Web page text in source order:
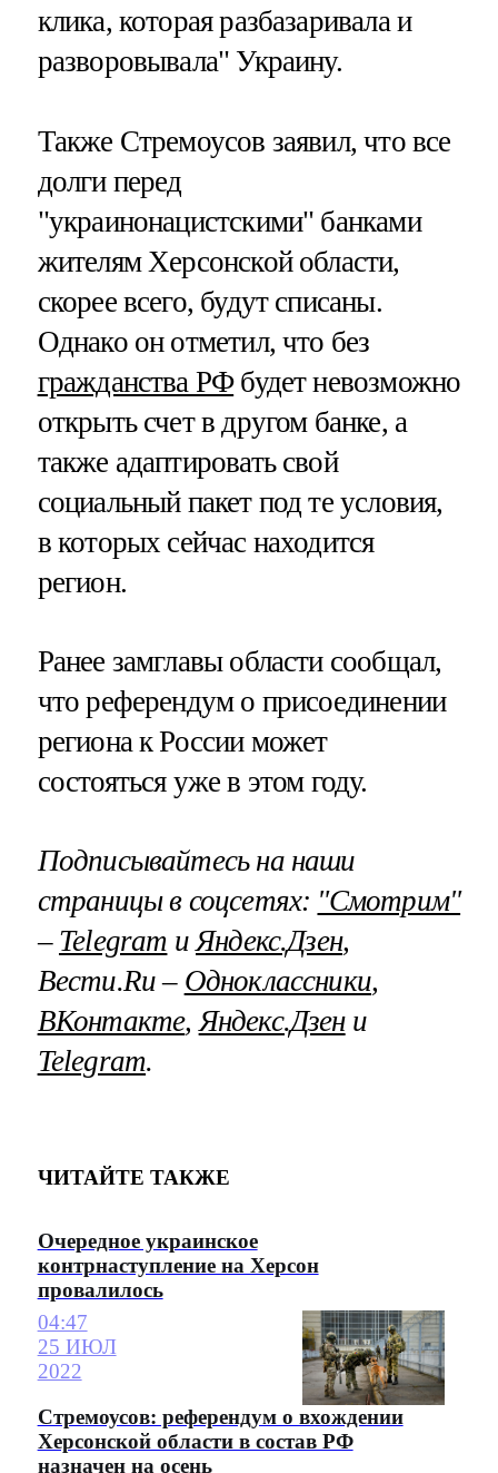
клика, которая разбазаривала и
разворовывала" Украину.
Также Стремоусов заявил, что все
долги перед
"украинонацистскими" банками
жителям Херсонской области,
скорее всего, будут списаны.
Однако он отметил, что без
гражданства РФбудет невозможно
открыть счет в другом банке, а
также адаптировать свой
социальный пакет под те условия,
в которых сейчас находится
регион.
Ранее замглавы области сообщал,
что референдум о присоединении
региона к России может
состояться уже в этом году.
Подписывайтесь на наши
страницы в соцсетях: "Смотрим"
– Telegram и Яндекс.Дзен,
Вести.Ru – Одноклассники,
ВКонтакте, Яндекс.Дзени
Telegram.
ЧИТАЙТЕ ТАКЖЕ
Очередное украинское
контрнаступление на Херсон
провалилось
04:47
25 ИЮЛ
2022
Стремоусов: референдум о вхождении
Херсонской области в состав РФ
назначен на осень